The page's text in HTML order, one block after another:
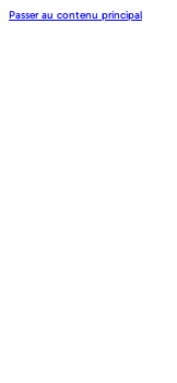
Passer au contenu principal